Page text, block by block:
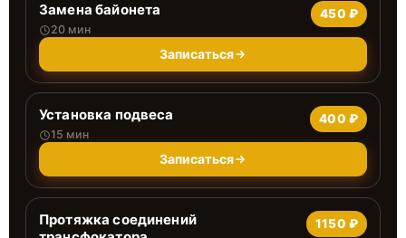
Замена байонета
20 мин
450 ₽
Записаться
Установка подвеса
15 мин
400 ₽
Записаться
Протяжка соединений
1150 ₽